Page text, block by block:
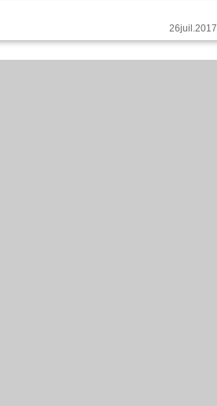
26juil.2017